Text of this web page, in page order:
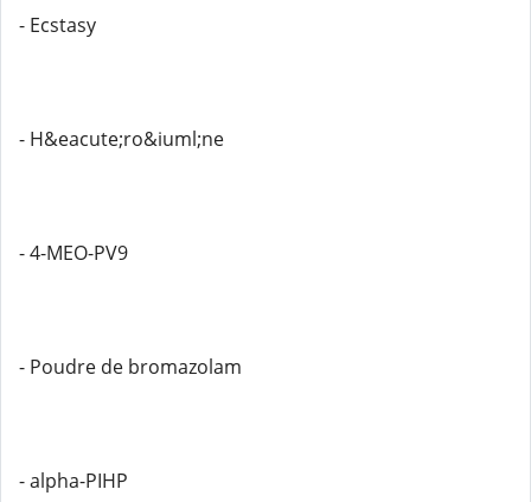
- Ecstasy
- H&eacute;ro&iuml;ne
- 4-MEO-PV9
- Poudre de bromazolam
- alpha-PIHP